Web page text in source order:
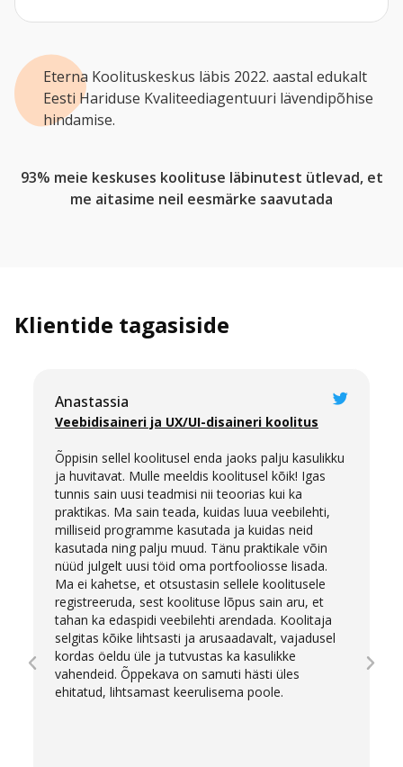
Eterna Koolituskeskus läbis 2022. aastal edukalt
Eesti Hariduse Kvaliteediagentuuri lävendipõhise
hindamise.
93% meie keskuses koolituse läbinutest ütlevad, et
me aitasime neil eesmärke saavutada
Klientide tagasiside
Anastassia
Veebidisaineri ja UX/UI-disaineri koolitus
Õppisin sellel koolitusel enda jaoks palju kasulikku
ja huvitavat. Mulle meeldis koolitusel kõik! Igas
tunnis sain uusi teadmisi nii teoorias kui ka
praktikas. Ma sain teada, kuidas luua veebilehti,
milliseid programme kasutada ja kuidas neid
kasutada ning palju muud. Tänu praktikale võin
nüüd julgelt uusi töid oma portfooliosse lisada.
Ma ei kahetse, et otsustasin sellele koolitusele
registreeruda, sest koolituse lõpus sain aru, et
tahan ka edaspidi veebilehti arendada. Koolitaja
selgitas kõike lihtsasti ja arusaadavalt, vajadusel
kordas öeldu üle ja tutvustas ka kasulikke
vahendeid. Õppekava on samuti hästi üles
ehitatud, lihtsamast keerulisema poole.